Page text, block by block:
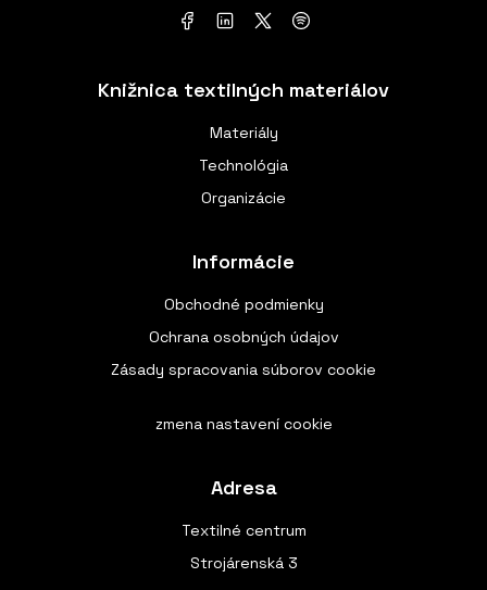
Knižnica textilných materiálov
Materiály
Technológia
Organizácie
Informácie
Obchodné podmienky
Ochrana osobných údajov
Zásady spracovania súborov cookie
zmena nastavení cookie
Adresa
Textilné centrum
Strojárenská 3